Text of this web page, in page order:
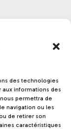
des technologies
informations des
permettra de
navigation ou les
de retirer son
caractéristiques